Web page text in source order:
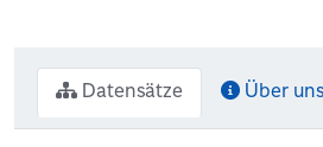
Datensätze Über uns